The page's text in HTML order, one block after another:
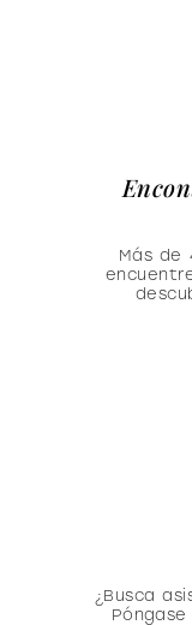
Más de
¿Busca